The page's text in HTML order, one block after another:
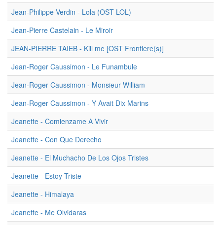
Jean-Philippe Verdin - Lola (OST LOL)
Jean-Pierre Castelain - Le Miroir
JEAN-PIERRE TAIEB - Kill me [OST Frontiere(s)]
Jean-Roger Caussimon - Le Funambule
Jean-Roger Caussimon - Monsieur William
Jean-Roger Caussimon - Y Avait Dix Marins
Jeanette - Comienzame A Vivir
Jeanette - Con Que Derecho
Jeanette - El Muchacho De Los Ojos Tristes
Jeanette - Estoy Triste
Jeanette - Himalaya
Jeanette - Me Olvidaras